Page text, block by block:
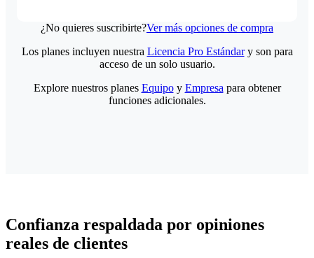
¿No quieres suscribirte?Ver más opciones de compra
Los planes incluyen nuestra Licencia Pro Estándary son para
acceso de un solo usuario.
Explore nuestros planes Equipoy Empresa para obtener
funciones adicionales.
Confianza respaldada por opiniones
reales de clientes